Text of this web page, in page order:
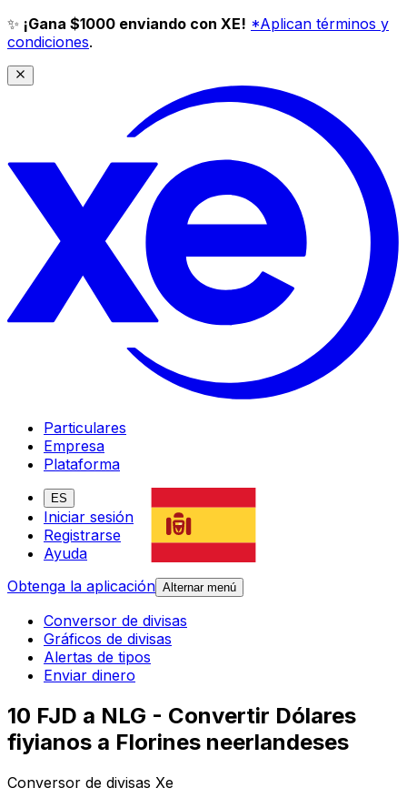
✨ ¡Gana $1000 enviando con XE! *Aplican términos y
condiciones.
Particulares
Empresa
Plataforma
ES
Iniciar sesión
Registrarse
Ayuda
Obtenga la aplicación Alternar menú
Conversor de divisas
Gráficos de divisas
Alertas de tipos
Enviar dinero
10 FJD a NLG - Convertir Dólares
fiyianos a Florines neerlandeses
Conversor de divisas Xe